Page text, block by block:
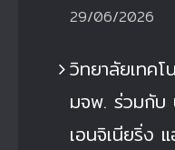
29/06/2026
วิทยาลัยเทค
มจพ. ร่วมกับ
เอนจิเนียริ่ง